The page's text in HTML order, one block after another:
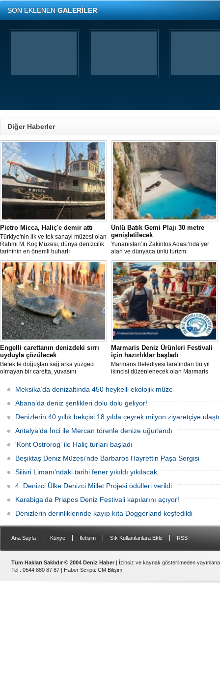
SON EKLENENGALERİLER
Diğer Haberler
Pietro Micca, Haliç'e demir attı
Türkiye'nin ilk ve tek sanayi müzesi olan
Rahmi M. Koç Müzesi, dünya denizcilik
tarihinin en önemli buharlı
römorkörlerinden biri olarak kabul
edilen Pietro Micca'yı koleksiyonuna
kazandırdı.
Ünlü Batık Gemi Plajı 30 metre
genişletilecek
Yunanistan’ın Zakintos Adası’nda yer
alan ve dünyaca ünlü turizm
noktalarından biri olan Navagio Plajı'nın
yaklaşık 30 metre genişletilmesi
planlanıyor.
Engelli carettanın denizdeki sırrı
uyduyla çözülecek
Belek’te doğuştan sağ arka yüzgeci
olmayan bir caretta, yuvasını
üzerine bıraktı. "DOA" adı verilen deniz
kaplumbağasına ilk kez uydu izleme
cihazı takıldı ve denize uğurlandı.
Marmaris Deniz Ürünleri Festivali
için hazırlıklar başladı
Marmaris Belediyesi tarafından bu yıl
ikincisi düzenlenecek olan Marmaris
tarihleri arasında Selimiye
Mahallesi'nde gerçekleştirilecek.
Festivalde deniz ürünleri, yöresel
lezzetler ve kentin kıyı kültürü ön plana
çıkarılacak.
Meksika’da denizaltında 450 heykelli ekolojik müze
Abana’da deniz şenlikleri dolu dolu geliyor!
Denizlerin 40 yıllık bekçisi 18 yılda çeyrek milyon ziyaretçiye ulaştı
Antalya’da İnci ile Mercan törenle denize uğurlandı
'Kont Ostrorog' ile Haliç turları başladı
Beşiktaş Deniz Müzesi’nde Barbaros Hayrettin Paşa Sergisi
Silivri Limanı’ndaki tarihi fener yıkıldı yıkılacak
4. Denizci Ülke Denizci Millet Projesi ödülleri verildi
Karabiga’da Priapos Deniz Festivali kapılarını açıyor!
Denizlerin derinliklerinde kayıp kıta Doggerland keşfedildi
Ana Sayfa Künye İletişim Sık Kullanılanlara Ekle RSS
Tüm Hakları Saklıdır © 2004 Deniz Haber | İzinsiz ve kaynak gösterilmeden
Tel : 0544 880 87 87 | Haber Scripti: CM Bilişim